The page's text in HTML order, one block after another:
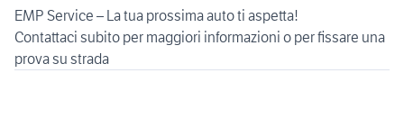
EMP Service – La tua prossima auto ti aspetta!
Contattaci subito per maggiori informazioni o per fissare una